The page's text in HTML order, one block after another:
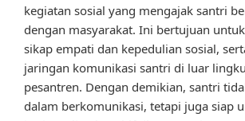
kegiatan sosial yang mengajak santri
dengan masyarakat. Ini bertujuan
sikap empati dan kepedulian sosial,
jaringan komunikasi santri di luar
pesantren. Dengan demikian, santri
dalam berkomunikasi, tetapi juga siap